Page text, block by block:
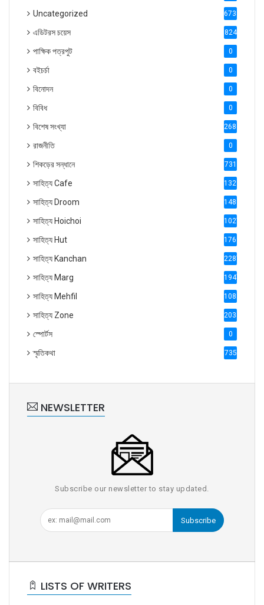
Uncategorized 6738
এডিটরস চয়েস 824
পাক্ষিক পত্রপুট 0
বইচর্চা 0
বিনোদন 0
বিবিধ 0
বিশেষ সংখ্যা 2686
রাজনীতি 0
শিকড়ের সন্ধানে 731
সাহিত্য Cafe 1321
সাহিত্য Droom 1488
সাহিত্য Hoichoi 1027
সাহিত্য Hut 1769
সাহিত্য Kanchan 2287
সাহিত্য Marg 1947
সাহিত্য Mehfil 1088
সাহিত্য Zone 2035
স্পোর্টস 0
স্মৃতিকথা 735
NEWSLETTER
Subscribe our newsletter to stay updated.
Subscribe
LISTS OF WRITERS